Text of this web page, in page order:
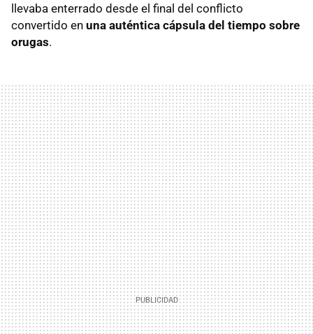
llevaba enterrado desde el final del conflicto
convertido en una auténtica cápsula del tiempo sobre
orugas.